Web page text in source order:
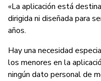
«La aplicación está
dirigida ni diseñada para
años.
Hay una necesidad
los menores en la
ningún dato personal de